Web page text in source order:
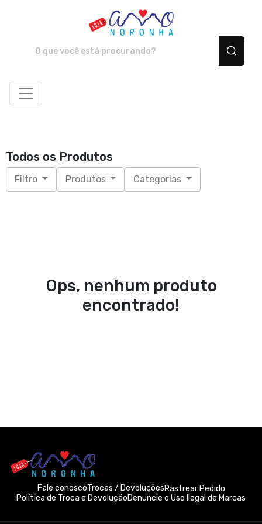
Todos os Produtos
Filtro Produtos Categorias
Ops, nenhum produto
encontrado!
Fale conoscoTrocas / DevoluçõesRastrear Pedido
Política de Troca e DevoluçãoDenuncie o Uso Ilegal de Marcas